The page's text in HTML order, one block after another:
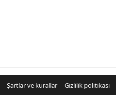
Şartlar ve kurallar Gizlilik politikası